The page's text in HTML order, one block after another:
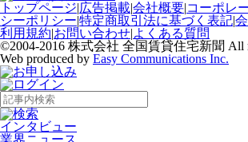
トップページ|広告掲載|会社概要|コーポレ
シーポリシー|特定商取引法に基づく表記|
利用規約|お問い合わせ|よくある質問
©2004-2016 株式会社 全国賃貸住宅新聞 All
Web produced by Easy Communications Inc.
インタビュー
業界ニュース